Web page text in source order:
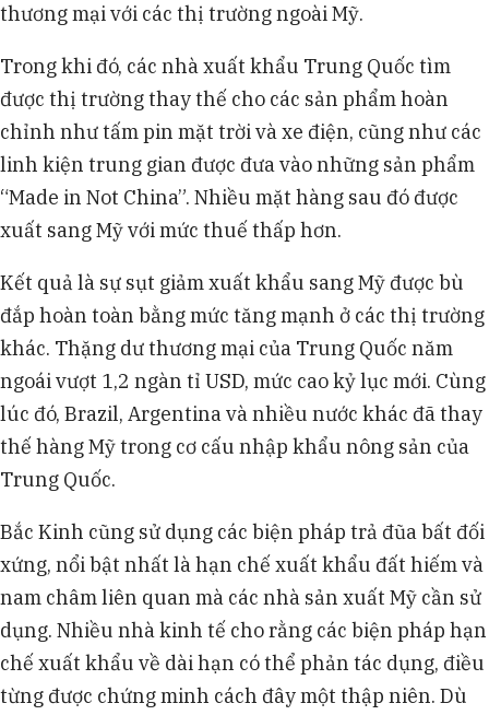
thương mại với các thị trường ngoài Mỹ.
Trong khi đó, các nhà xuất khẩu Trung Quốc tìm
được thị trường thay thế cho các sản phẩm hoàn
chỉnh như tấm pin mặt trời và xe điện, cũng như các
linh kiện trung gian được đưa vào những sản phẩm
“Made in Not China”. Nhiều mặt hàng sau đó được
xuất sang Mỹ với mức thuế thấp hơn.
Kết quả là sự sụt giảm xuất khẩu sang Mỹ được bù
đắp hoàn toàn bằng mức tăng mạnh ở các thị trường
khác. Thặng dư thương mại của Trung Quốc năm
ngoái vượt 1,2 ngàn tỉ USD, mức cao kỷ lục mới. Cùng
lúc đó, Brazil, Argentina và nhiều nước khác đã thay
thế hàng Mỹ trong cơ cấu nhập khẩu nông sản của
Trung Quốc.
Bắc Kinh cũng sử dụng các biện pháp trả đũa bất đối
xứng, nổi bật nhất là hạn chế xuất khẩu đất hiếm và
nam châm liên quan mà các nhà sản xuất Mỹ cần sử
dụng. Nhiều nhà kinh tế cho rằng các biện pháp hạn
chế xuất khẩu về dài hạn có thể phản tác dụng, điều
từng được chứng minh cách đây một thập niên. Dù